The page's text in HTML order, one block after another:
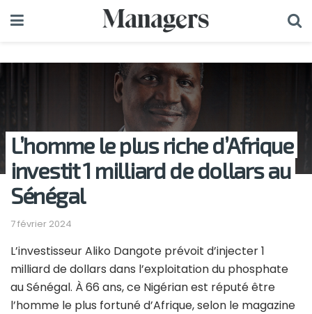
L’homme le plus riche d’Afrique
investit 1 milliard de dollars au
Sénégal
7 février 2024
L’investisseur Aliko Dangote prévoit d’injecter 1
milliard de dollars dans l’exploitation du phosphate
au Sénégal. À 66 ans, ce Nigérian est réputé être
l’homme le plus fortuné d’Afrique, selon le magazine